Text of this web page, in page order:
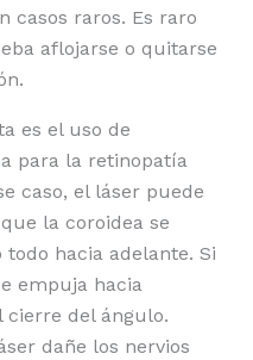
casos raros. Es raro
aflojarse o quitarse
es el uso de
para la retinopatía
caso, el láser puede
la coroidea se
hacia adelante. Si
empuja hacia
cierre del ángulo.
dañe los nervios